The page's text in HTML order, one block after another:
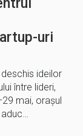
uri
ideilor
între lideri,
mai, orașul